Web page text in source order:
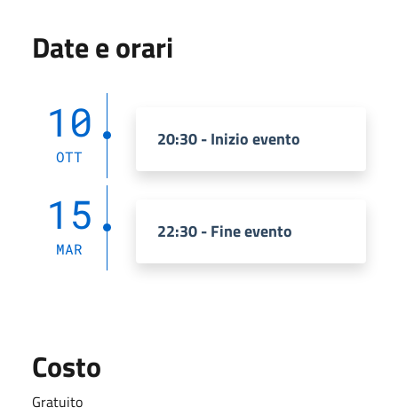
Date e orari
10
OTT
20:30 - Inizio evento
15
MAR
22:30 - Fine evento
Costo
Gratuito